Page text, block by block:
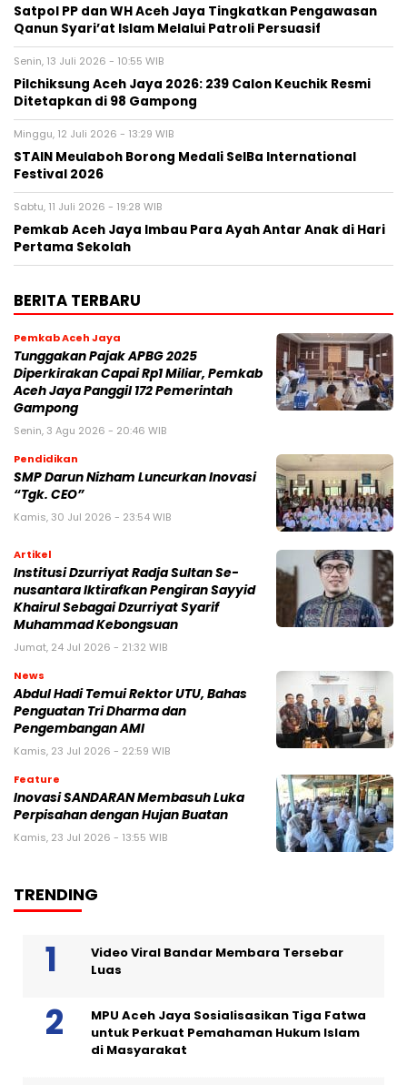
Satpol PP dan WH Aceh Jaya Tingkatkan Pengawasan
Qanun Syari’at Islam Melalui Patroli Persuasif
Senin, 13 Juli 2026 - 10:55 WIB
Pilchiksung Aceh Jaya 2026: 239 Calon Keuchik Resmi
Ditetapkan di 98 Gampong
Minggu, 12 Juli 2026 - 13:29 WIB
STAIN Meulaboh Borong Medali SeIBa International
Festival 2026
Sabtu, 11 Juli 2026 - 19:28 WIB
Pemkab Aceh Jaya Imbau Para Ayah Antar Anak di Hari
Pertama Sekolah
BERITA TERBARU
Pemkab Aceh Jaya
Tunggakan Pajak APBG 2025
Diperkirakan Capai Rp1 Miliar, Pemkab
Aceh Jaya Panggil 172 Pemerintah
Gampong
Senin, 3 Agu 2026 - 20:46 WIB
Pendidikan
SMP Darun Nizham Luncurkan Inovasi
“Tgk. CEO”
Kamis, 30 Jul 2026 - 23:54 WIB
Artikel
Institusi Dzurriyat Radja Sultan Se-
nusantara Iktirafkan Pengiran Sayyid
Khairul Sebagai Dzurriyat Syarif
Muhammad Kebongsuan
Jumat, 24 Jul 2026 - 21:32 WIB
News
Abdul Hadi Temui Rektor UTU, Bahas
Penguatan Tri Dharma dan
Pengembangan AMI
Kamis, 23 Jul 2026 - 22:59 WIB
Feature
Inovasi SANDARAN Membasuh Luka
Perpisahan dengan Hujan Buatan
Kamis, 23 Jul 2026 - 13:55 WIB
TRENDING
Video Viral Bandar Membara Tersebar
Luas
MPU Aceh Jaya Sosialisasikan Tiga Fatwa
untuk Perkuat Pemahaman Hukum Islam
di Masyarakat